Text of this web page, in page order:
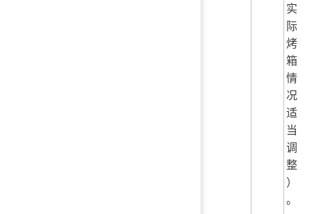
实
际
烤
箱
情
况
适
当
调
整
）
。